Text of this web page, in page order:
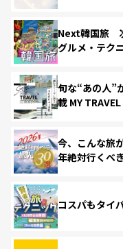
Next韓国旅
グルメ・テク
旬な“あの人”
載 MY
今、こんな旅
年絶対行くべ
コスパもタイ